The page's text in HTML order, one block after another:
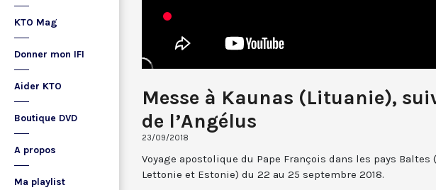
KTO Mag
Donner mon IFI
Aider KTO
Boutique DVD
A propos
Ma playlist
Messe à Kaunas (Lituanie),
de l’Angélus
23/09/2018
Voyage apostolique du Pape François dans les pays Baltes
Lettonie et Estonie) du 22 au 25 septembre 2018.